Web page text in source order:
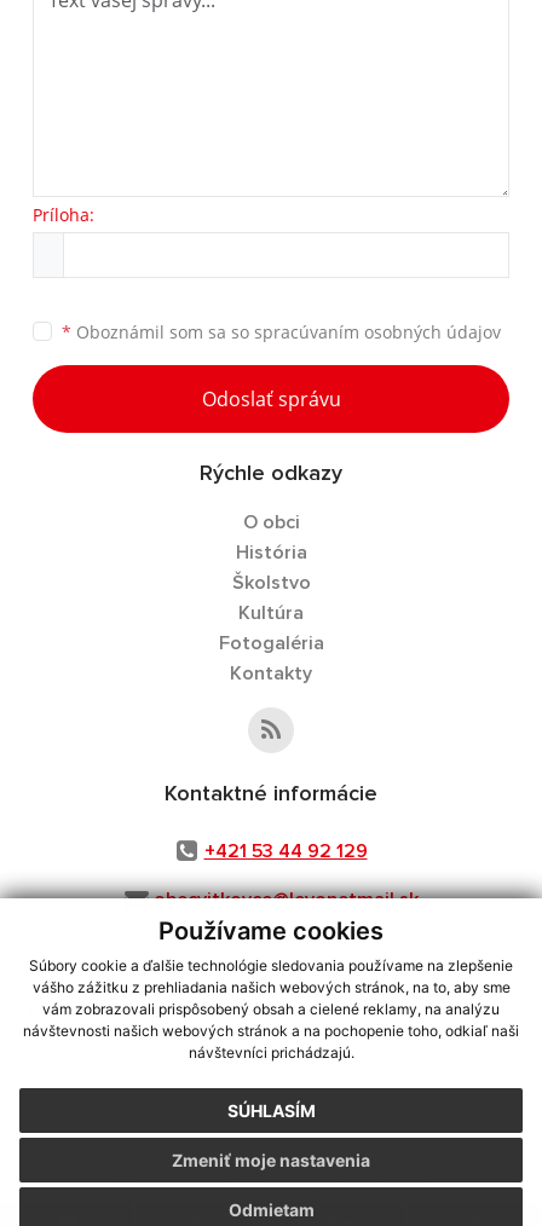
Používame cookies
Súbory cookie a ďalšie technológie sledovania používame na zlepšenie
vášho zážitku z prehliadania našich webových stránok, na to, aby sme
vám zobrazovali prispôsobený obsah a cielené reklamy, na analýzu
návštevnosti našich webových stránok a na pochopenie toho, odkiaľ naši
návštevníci prichádzajú.
SÚHLASÍM
Odmietam
Zmeniť moje nastavenia
Príloha:
* Oboznámil som sa so spracúvaním osobných údajov
Odoslať správu
Rýchle odkazy
O obci
História
Školstvo
Kultúra
Fotogaléria
Kontakty
Kontaktné informácie
+421 53 44 92 129
obecvitkovce@levonetmail.sk
využite možnosť získavania aktuálnych informácií s využitím RSS
CMS systém (redakčný) systém ECHELON 2,Mapa stránok,web portál
webex.digital, s.r.o.,domény,registrácia domény
Posledná aktualizácia:06.08.2026
Vytlačiť stránku|Vyhlásenie o prístupnosti